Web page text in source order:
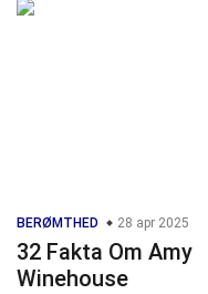
BERØMTHED 28 apr 2025
32 Fakta Om Amy
Winehouse